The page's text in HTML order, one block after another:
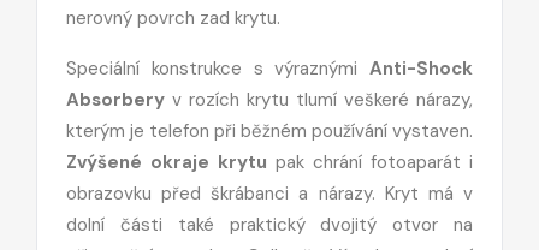
nerovný povrch zad krytu.
Speciální konstrukce s výraznými Anti-Shock
Absorbery v rozích krytu tlumí veškeré nárazy,
kterým je telefon při běžném používání vystaven.
Zvýšené okraje krytu pak chrání fotoaparát i
obrazovku před škrábanci a nárazy. Kryt má v
dolní části také praktický dvojitý otvor na